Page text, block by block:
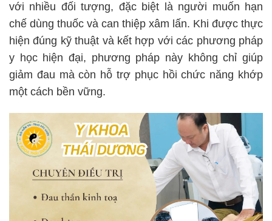
với nhiều đối tượng, đặc biệt là người muốn hạn
chế dùng thuốc và can thiệp xâm lấn. Khi được thực
hiện đúng kỹ thuật và kết hợp với các phương pháp
y học hiện đại, phương pháp này không chỉ giúp
giảm đau mà còn hỗ trợ phục hồi chức năng khớp
một cách bền vững.